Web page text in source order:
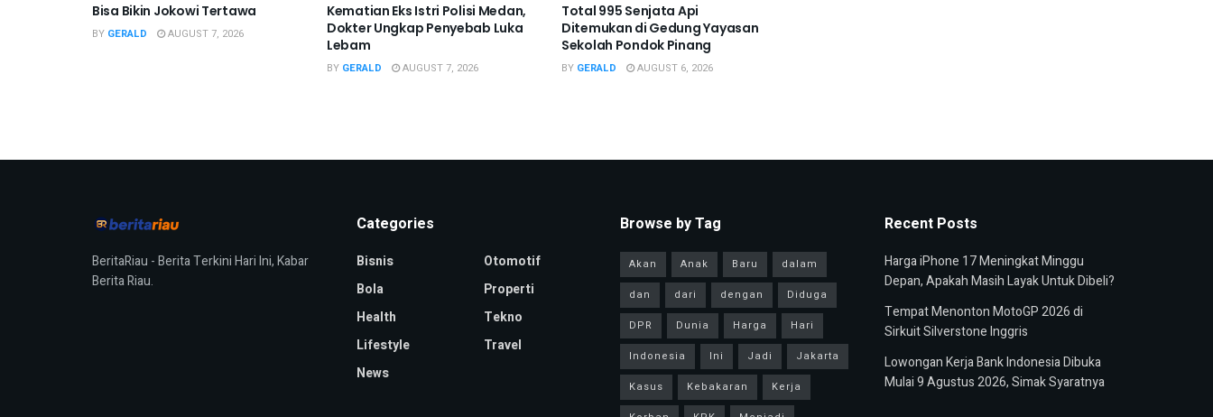
Bisa Bikin Jokowi Tertawa
BY GERALD AUGUST 7, 2026
Kematian Eks Istri Polisi Medan,
Dokter Ungkap Penyebab Luka
Lebam
BY GERALD AUGUST 7, 2026
Total 995 Senjata Api
Ditemukan di Gedung Yayasan
Sekolah Pondok Pinang
BY GERALD AUGUST 6, 2026
BeritaRiau - Berita Terkini Hari Ini, Kabar
Berita Riau.
Categories
Bisnis
Bola
Health
Lifestyle
News
Otomotif
Properti
Tekno
Travel
Browse by Tag
Akan Anak Baru
dalam
dan
dari dengan
Diduga
DPR
Dunia Harga
Hari
Indonesia
Ini Jadi
Jakarta
Kasus
Kebakaran
Kerja
Recent Posts
Harga iPhone 17 Meningkat Minggu
Depan, Apakah Masih Layak Untuk Dibeli?
Tempat Menonton MotoGP 2026 di
Sirkuit Silverstone Inggris
Lowongan Kerja Bank Indonesia Dibuka
Mulai 9 Agustus 2026, Simak Syaratnya